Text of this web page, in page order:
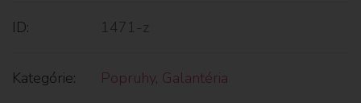
ID: 1471-z
Kategórie: Popruhy, Galantéria